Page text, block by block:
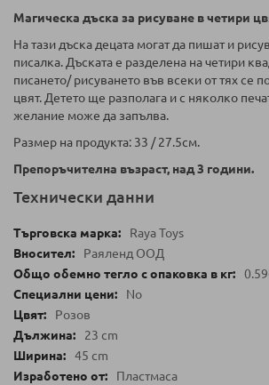
Магическа дъска за рисуване в четири
На тази дъска децата могат да пишат и
писалка. Дъската е разделена на четири
писането/ рисуването във всеки от тях се
цвят. Детето ще разполага и с няколко
желание може да запълва.
Размер на продукта: 33 / 27.5см.
Препоръчителна възраст, над 3 години.
Технически данни
Raya Toys
Раяленд ООД
No
Розов
23 cm
45 cm
Пластмаса